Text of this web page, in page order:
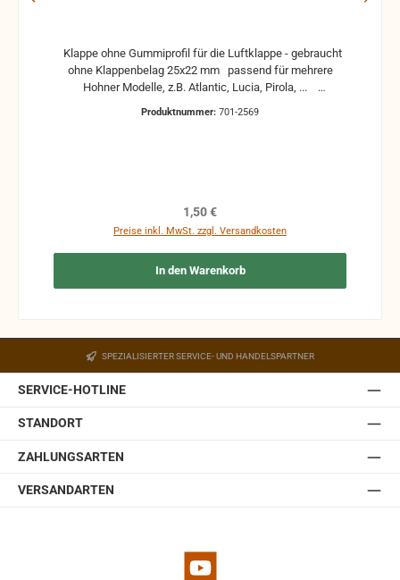
ohne Klappenbelag 25x22 mm passend für mehrere
Hohner Modelle, z.B. Atlantic, Lucia, Pirola, ...
Funktion nicht mehr gewährleistet werden und die
Produktnummer: 701-2569
Regulärer Preis:
1,50 €
Preise inkl. MwSt. zzgl. Versandkosten
In den Warenkorb
SPEZIALISIERTER SERVICE- UND HANDELSPARTNER
SERVICE-HOTLINE
STANDORT
ZAHLUNGSARTEN
VERSANDARTEN
YouTube